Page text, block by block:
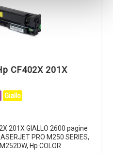
CF402X 201X
Giallo
201X GIALLO 2600 pagine
PRO M250 SERIES,
Hp COLOR